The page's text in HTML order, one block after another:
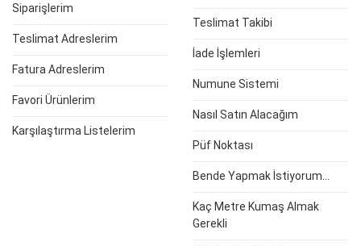
Siparişlerim
Teslimat Adreslerim
Fatura Adreslerim
Favori Ürünlerim
Karşılaştırma Listelerim
Teslimat Takibi
İade İşlemleri
Numune Sistemi
Nasıl Satın Alacağım
Püf Noktası
Bende Yapmak İstiyorum...
Kaç Metre Kumaş Almak
Gerekli